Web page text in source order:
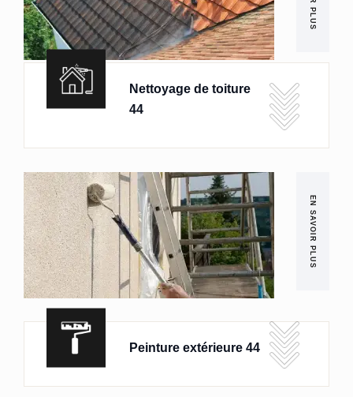
Nettoyage de toiture
44
EN SAVOIR PLUS
Peinture extérieure 44